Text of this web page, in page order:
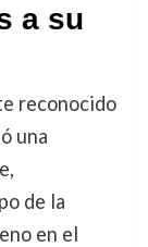
a su
reconocido
una
de la
en el